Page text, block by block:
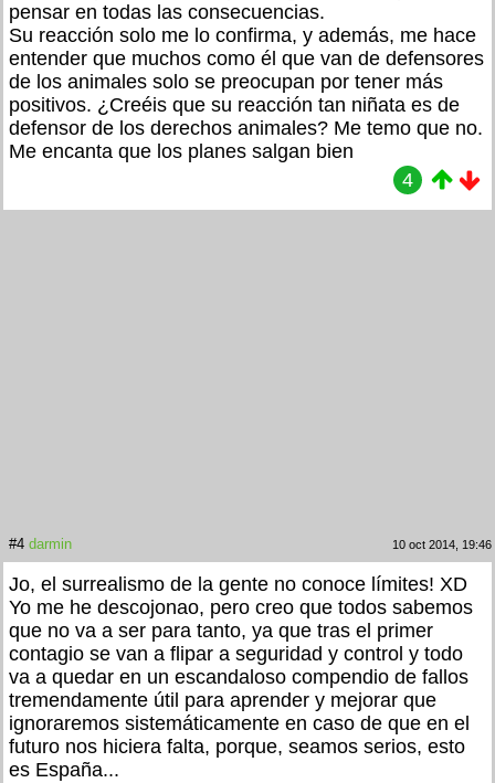
pensar en todas las consecuencias.
Su reacción solo me lo confirma, y además, me hace
entender que muchos como él que van de defensores
de los animales solo se preocupan por tener más
positivos. ¿Creéis que su reacción tan niñata es de
defensor de los derechos animales? Me temo que no.
Me encanta que los planes salgan bien
4
#4 darmin 10 oct 2014, 19:46
Jo, el surrealismo de la gente no conoce límites! XD
Yo me he descojonao, pero creo que todos sabemos
que no va a ser para tanto, ya que tras el primer
contagio se van a flipar a seguridad y control y todo
va a quedar en un escandaloso compendio de fallos
tremendamente útil para aprender y mejorar que
ignoraremos sistemáticamente en caso de que en el
futuro nos hiciera falta, porque, seamos serios, esto
es España...